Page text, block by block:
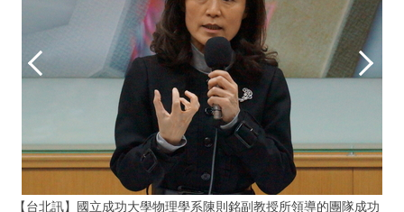
【台北訊】國立成功大學物理學系陳則銘副教授所領導的團隊成功